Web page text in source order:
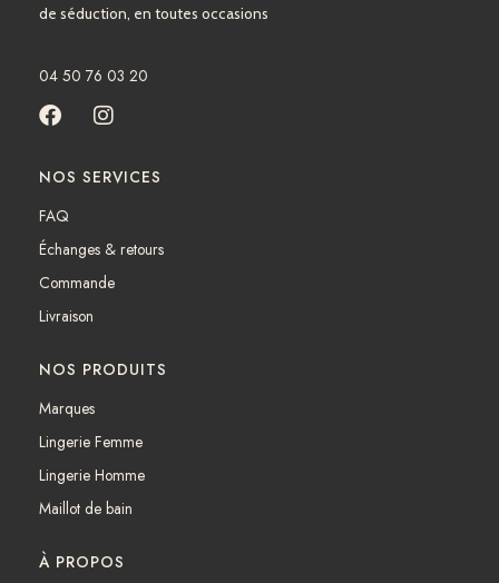
de séduction, en toutes occasions
04 50 76 03 20
F
c
e
b
o
k
I
s
t
r
a
NOS SERVICES
FAQ
Échanges & retours
Commande
Livraison
NOS PRODUITS
Marques
Lingerie Femme
Lingerie Homme
Maillot de bain
À PROPOS